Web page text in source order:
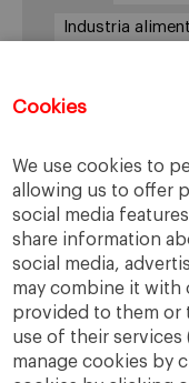
Cookies
We use cookies to
allowing us to offer
social media
share information
social media,
may combine it with
provided to them or
use of their services
manage cookies by
Industria
Retos
Setor